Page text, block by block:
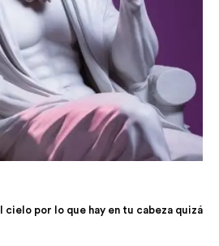
por lo que hay en tu cabeza quizá